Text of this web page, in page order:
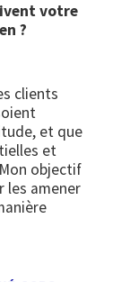
votre
?
clients
et que
et
objectif
les amener